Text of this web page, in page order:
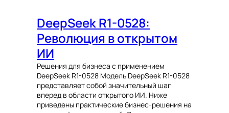
DeepSeek R1-0528:
Революция в открытом
ИИ
Решения для бизнеса с применением
DeepSeek R1-0528 Модель DeepSeek R1-0528
представляет собой значительный шаг
вперед в области открытого ИИ. Ниже
приведены практические бизнес-решения на